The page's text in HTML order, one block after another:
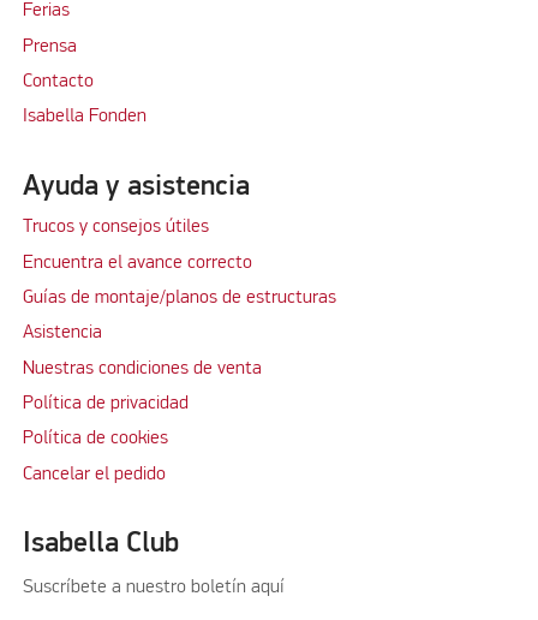
Ferias
Prensa
Contacto
Isabella Fonden
Ayuda y asistencia
Trucos y consejos útiles
Encuentra el avance correcto
Guías de montaje/planos de estructuras
Asistencia
Nuestras condiciones de venta
Política de privacidad
Política de cookies
Cancelar el pedido
Isabella Club
Suscríbete a nuestro boletín aquí